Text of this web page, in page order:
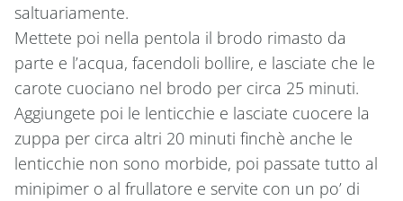
saltuariamente.
Mettete poi nella pentola il brodo rimasto da
parte e l’acqua, facendoli bollire, e lasciate che le
carote cuociano nel brodo per circa 25 minuti.
Aggiungete poi le lenticchie e lasciate cuocere la
zuppa per circa altri 20 minuti finchè anche le
lenticchie non sono morbide, poi passate tutto al
minipimer o al frullatore e servite con un po’ di